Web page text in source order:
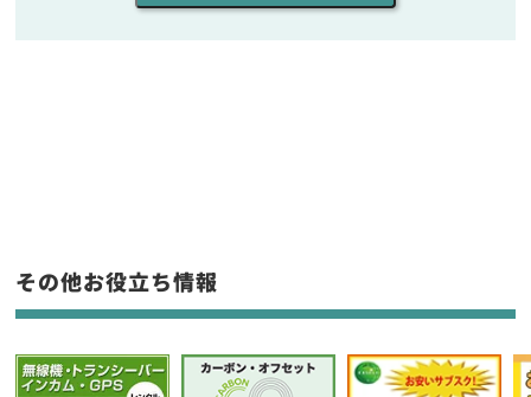
フリーワード入力(製品名等)
選択条件をリセット
その他お役立ち情報